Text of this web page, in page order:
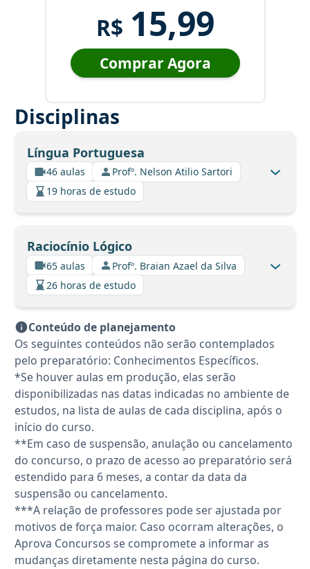
R$ 15,99
Comprar Agora
Disciplinas
Língua Portuguesa
46 aulas
Profº. Nelson Atilio Sartori
19 horas de estudo
Raciocínio Lógico
65 aulas
Profº. Braian Azael da Silva
26 horas de estudo
Conteúdo de planejamento
Os seguintes conteúdos não serão contemplados
pelo preparatório: Conhecimentos Específicos.
*Se houver aulas em produção, elas serão
disponibilizadas nas datas indicadas no ambiente de
estudos, na lista de aulas de cada disciplina, após o
início do curso.
**Em caso de suspensão, anulação ou cancelamento
do concurso, o prazo de acesso ao preparatório será
estendido para 6 meses, a contar da data da
suspensão ou cancelamento.
***A relação de professores pode ser ajustada por
motivos de força maior. Caso ocorram alterações, o
Aprova Concursos se compromete a informar as
mudanças diretamente nesta página do curso.